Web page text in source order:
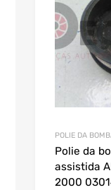
POLIE DA
Polie da
assistida
2000